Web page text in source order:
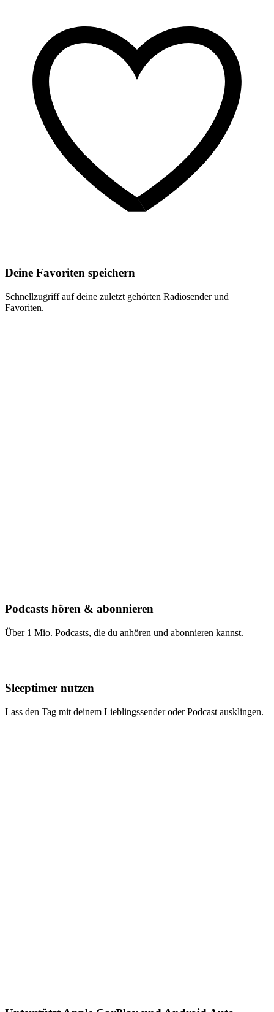
Deine Favoriten speichern
Schnellzugriff auf deine zuletzt gehörten Radiosender und
Favoriten.
Podcasts hören & abonnieren
Über 1 Mio. Podcasts, die du anhören und abonnieren kannst.
Sleeptimer nutzen
Lass den Tag mit deinem Lieblingssender oder Podcast ausklingen.